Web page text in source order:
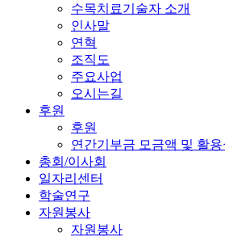
수목치료기술자 소개
인사말
연혁
조직도
주요사업
오시는길
후원
후원
연간기부금 모금액 및 활용
총회/이사회
일자리센터
학술연구
자원봉사
자원봉사